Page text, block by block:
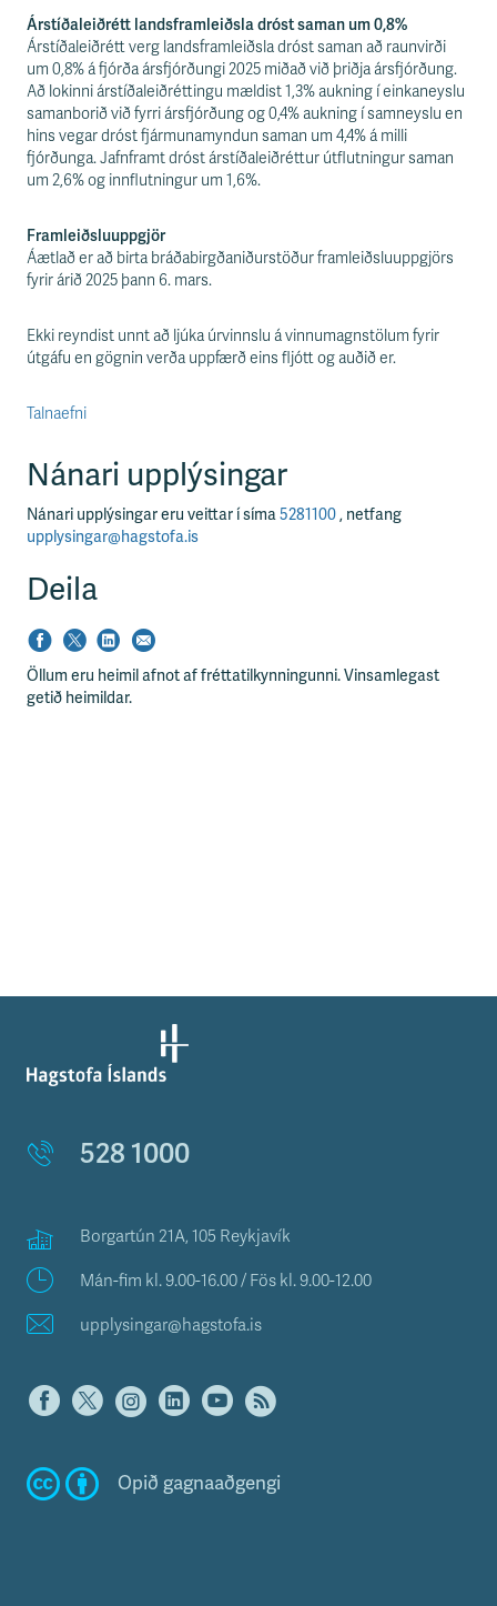
Árstíðaleiðrétt landsframleiðsla dróst saman um 0,8%
Árstíðaleiðrétt verg landsframleiðsla dróst saman að raunvirði
um 0,8% á fjórða ársfjórðungi 2025 miðað við þriðja ársfjórðung.
Að lokinni árstíðaleiðréttingu mældist 1,3% aukning í einkaneyslu
samanborið við fyrri ársfjórðung og 0,4% aukning í samneyslu en
hins vegar dróst fjármunamyndun saman um 4,4% á milli
fjórðunga. Jafnframt dróst árstíðaleiðréttur útflutningur saman
um 2,6% og innflutningur um 1,6%.
Framleiðsluuppgjör
Áætlað er að birta bráðabirgðaniðurstöður framleiðsluuppgjörs
fyrir árið 2025 þann 6. mars.
Ekki reyndist unnt að ljúka úrvinnslu á vinnumagnstölum fyrir
útgáfu en gögnin verða uppfærð eins fljótt og auðið er.
Talnaefni
Nánari upplýsingar
Nánari upplýsingar eru veittar í síma5281100, netfang
upplysingar@hagstofa.is
Deila
Öllum eru heimil afnot af fréttatilkynningunni. Vinsamlegast
getið heimildar.
528 1000
Borgartún 21A, 105 Reykjavík
Mán-fim kl. 9.00-16.00 / Fös kl. 9.00-12.00
upplysingar@hagstofa.is
Opið gagnaaðgengi